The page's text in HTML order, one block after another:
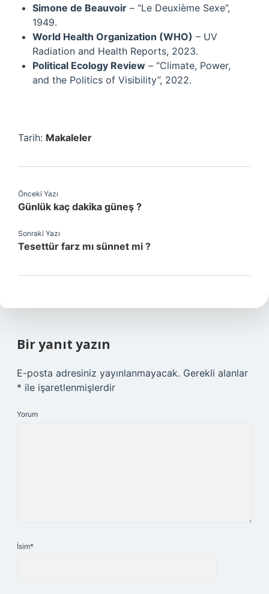
Simone de Beauvoir – “Le Deuxième Sexe”,
1949.
World Health Organization (WHO) – UV
Radiation and Health Reports, 2023.
Political Ecology Review – “Climate, Power,
and the Politics of Visibility”, 2022.
Tarih: Makaleler
Önceki Yazı
Günlük kaç dakika güneş ?
Sonraki Yazı
Tesettür farz mı sünnet mi ?
Bir yanıt yazın
E-posta adresiniz yayınlanmayacak. Gerekli alanlar
* ile işaretlenmişlerdir
Yorum
İsim*